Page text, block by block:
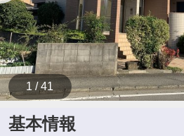
1 / 41
基本情報